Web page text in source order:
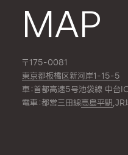
MAP
〒175-0081
東京都板橋区新河岸1-15-5
車：首都高速5号池袋線 中台
電車：都営三田線高島平駅,JR